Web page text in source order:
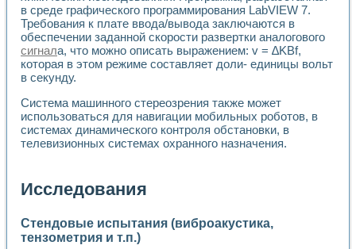
в среде графического программирования LabVIEW 7.
Требования к плате ввода/вывода заключаются в
обеспечении заданной скорости развертки аналогового
сигнала, что можно описать выражением: v = ∆KBf,
которая в этом режиме составляет доли- единицы вольт
в секунду.
Система машинного стереозрения также может
использоваться для навигации мобильных роботов, в
системах динамического контроля обстановки, в
телевизионных системах охранного назначения.
Исследования
Стендовые испытания (виброакустика,
тензометрия и т.п.)